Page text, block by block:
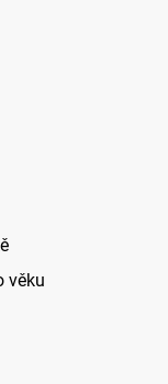
věku